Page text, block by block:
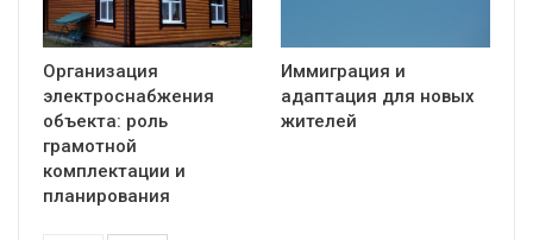
Организация
электроснабжения
объекта: роль
грамотной
комплектации и
планирования
Иммиграция и
адаптация для новых
жителей